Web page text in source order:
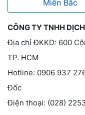
Miền Bắc
CÔNG TY TNHH
Địa chỉ ĐKKD: 600
TP. HCM
Hotline: 0906 937
Đốc
Điện thoại: (028)